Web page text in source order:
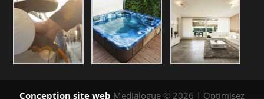
Conception site web Medialogue © 2026 | Optimisez